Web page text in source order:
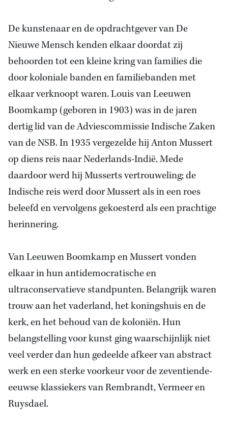
De kunstenaar en de opdrachtgever van De
Nieuwe Mensch kenden elkaar doordat zij
behoorden tot een kleine kring van families die
door koloniale banden en familiebanden met
elkaar verknoopt waren. Louis van Leeuwen
Boomkamp (geboren in 1903) was in de jaren
dertig lid van de Adviescommissie Indische Zaken
van de NSB. In 1935 vergezelde hij Anton Mussert
op diens reis naar Nederlands-Indië. Mede
daardoor werd hij Musserts vertrouweling; de
Indische reis werd door Mussert als in een roes
beleefd en vervolgens gekoesterd als een prachtige
herinnering.
Van LeeuwenBoomkamp en Mussert vonden
elkaar in hun antidemocratische en
ultraconservatieve standpunten. Belangrijk waren
trouw aan het vaderland, het koningshuis en de
kerk, en het behoud van de koloniën. Hun
belangstelling voor kunst ging waarschijnlijk niet
veel verder dan hun gedeelde afkeer van abstract
werk en een sterke voorkeur voor de zeventiende-
eeuwse klassiekers van Rembrandt, Vermeer en
Ruysdael.